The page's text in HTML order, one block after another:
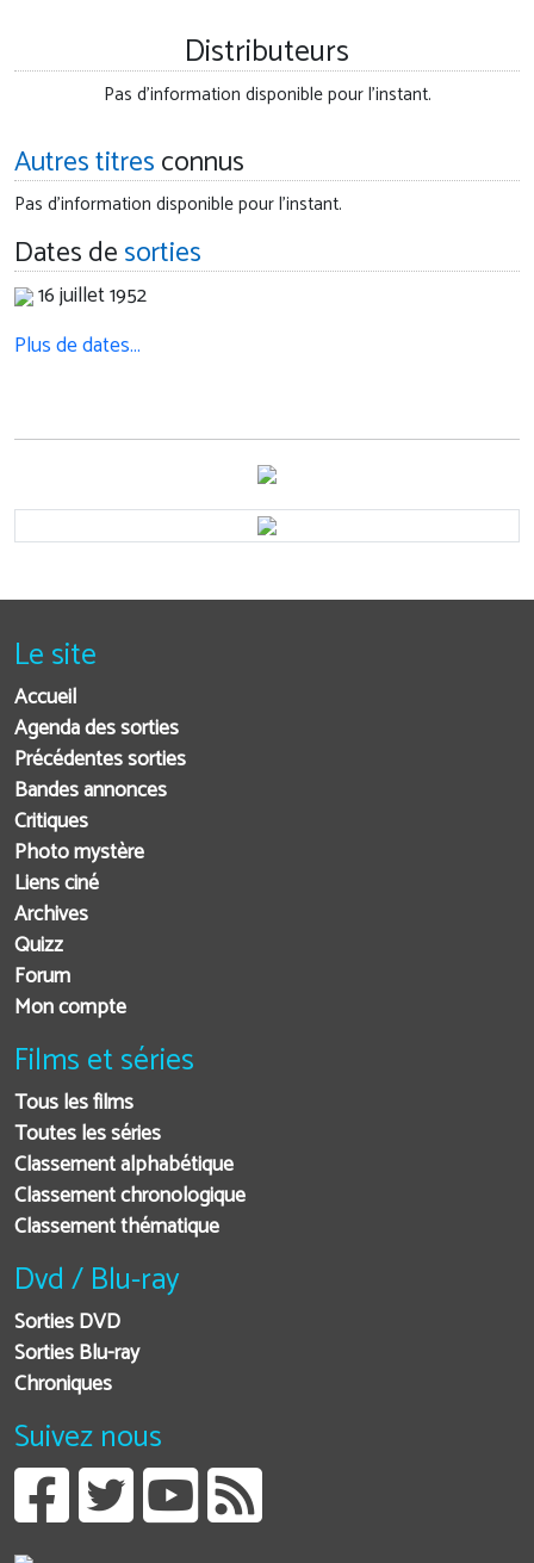
Distributeurs
Pas d'information disponible pour l'instant.
Autres titresconnus
Pas d'information disponible pour l'instant.
Dates desorties
16 juillet 1952
Plus de dates…
Le site
Accueil
Agenda des sorties
Précédentes sorties
Bandes annonces
Critiques
Photo mystère
Liens ciné
Archives
Quizz
Forum
Mon compte
Films et séries
Tous les films
Toutes les séries
Classement alphabétique
Classement chronologique
Classement thématique
Dvd / Blu-ray
Sorties DVD
Sorties Blu-ray
Chroniques
Suivez nous